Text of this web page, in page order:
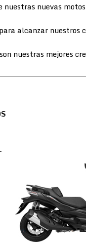
nuevas
alcanzar nuestros
nuestras mejores